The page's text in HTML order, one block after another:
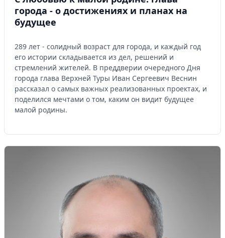
города - о достижениях и планах на
будущее
289 лет - солидный возраст для города, и каждый год
его истории складывается из дел, решений и
стремлений жителей. В преддверии очередного Дня
города глава Верхней Туры Иван Сергеевич Веснин
рассказал о самых важных реализованных проектах, и
поделился мечтами о том, каким он видит будущее
малой родины.